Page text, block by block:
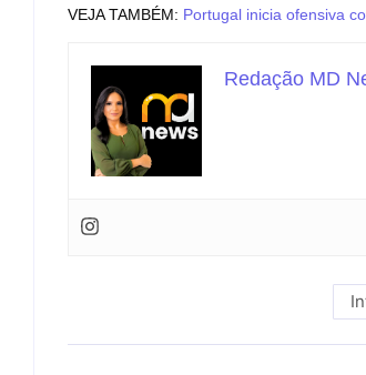
VEJA TAMBÉM: Portugal inicia ofensiva
Redação MD